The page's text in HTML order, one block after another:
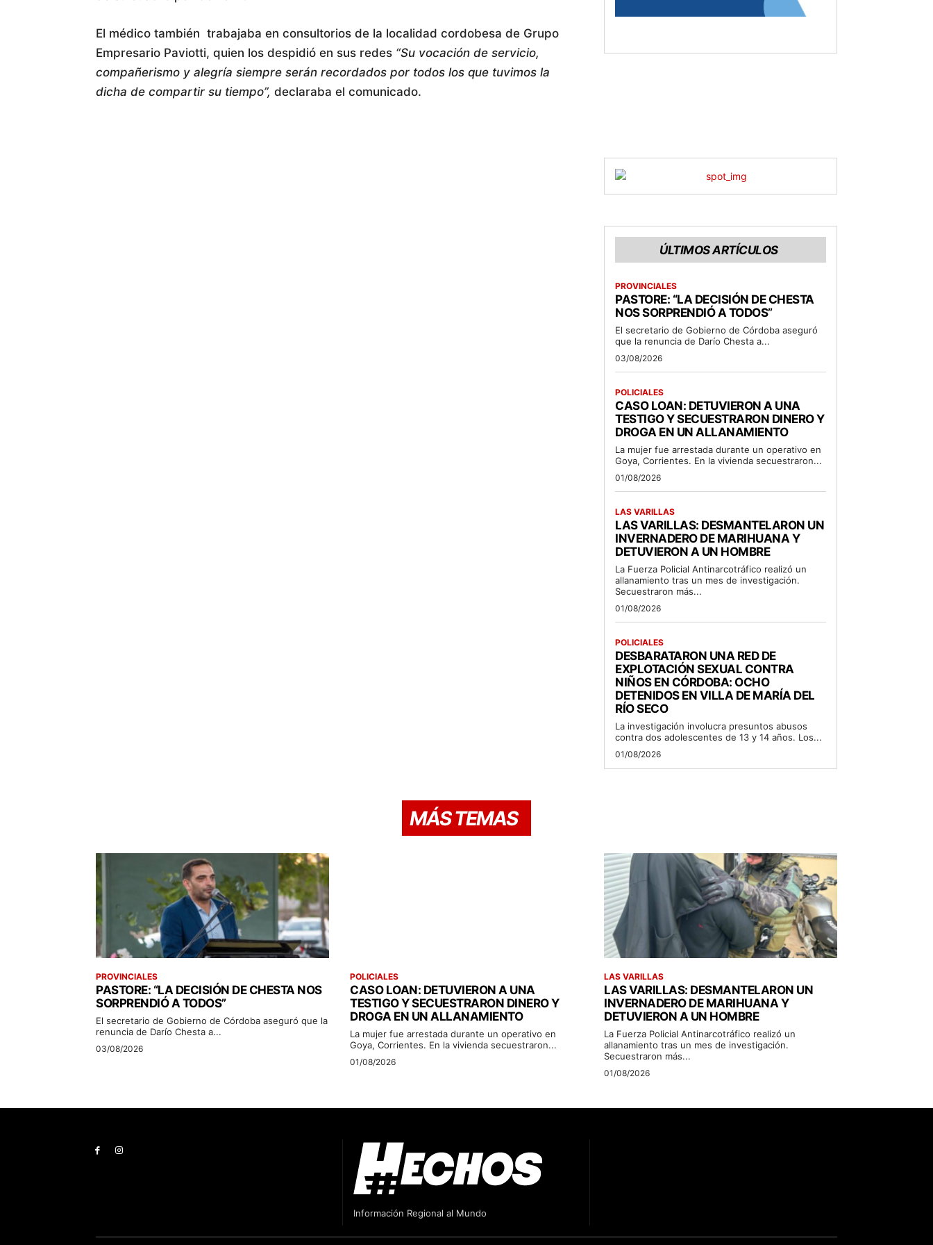
El médico también trabajaba en consultorios de la localidad cordobesa de Grupo
Empresario Paviotti, quien los despidió en sus redes “Su vocación de servicio,
compañerismo y alegría siempre serán recordados por todos los que tuvimos la
dicha de compartir su tiempo”, declaraba el comunicado.
ÚLTIMOS ARTÍCULOS
PROVINCIALES
PASTORE: “LA DECISIÓN DE CHESTA
NOS SORPRENDIÓ A TODOS”
El secretario de Gobierno de Córdoba aseguró
que la renuncia de Darío Chesta a...
03/08/2026
POLICIALES
CASO LOAN: DETUVIERON A UNA
TESTIGO Y SECUESTRARON DINERO Y
DROGA EN UN ALLANAMIENTO
La mujer fue arrestada durante un operativo en
Goya, Corrientes. En la vivienda secuestraron...
01/08/2026
LAS VARILLAS
LAS VARILLAS: DESMANTELARON UN
INVERNADERO DE MARIHUANA Y
DETUVIERON A UN HOMBRE
La Fuerza Policial Antinarcotráfico realizó un
allanamiento tras un mes de investigación.
Secuestraron más...
01/08/2026
POLICIALES
DESBARATARON UNA RED DE
EXPLOTACIÓN SEXUAL CONTRA
NIÑOS EN CÓRDOBA: OCHO
DETENIDOS EN VILLA DE MARÍA DEL
RÍO SECO
La investigación involucra presuntos abusos
contra dos adolescentes de 13 y 14 años. Los...
01/08/2026
MÁS TEMAS
PROVINCIALES
PASTORE: “LA DECISIÓN DE CHESTA NOS
SORPRENDIÓ A TODOS”
El secretario de Gobierno de Córdoba aseguró que la
renuncia de Darío Chesta a...
03/08/2026
POLICIALES
CASO LOAN: DETUVIERON A UNA
TESTIGO Y SECUESTRARON DINERO Y
DROGA EN UN ALLANAMIENTO
La mujer fue arrestada durante un operativo en
Goya, Corrientes. En la vivienda secuestraron...
01/08/2026
LAS VARILLAS
LAS VARILLAS: DESMANTELARON UN
INVERNADERO DE MARIHUANA Y
DETUVIERON A UN HOMBRE
La Fuerza Policial Antinarcotráfico realizó un
allanamiento tras un mes de investigación.
Secuestraron más...
01/08/2026
Información Regional al Mundo